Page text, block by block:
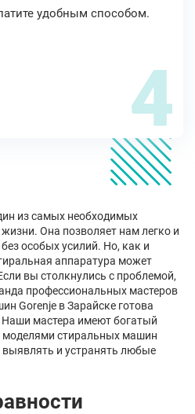
удобным способом.
4
из самых необходимых
Она позволяет нам легко и
особых усилий. Но, как и
аппаратура может
вы столкнулись с проблемой,
профессиональных мастеров
Gorenje в Зарайске готова
мастера имеют богатый
стиральных машин
и устранять любые